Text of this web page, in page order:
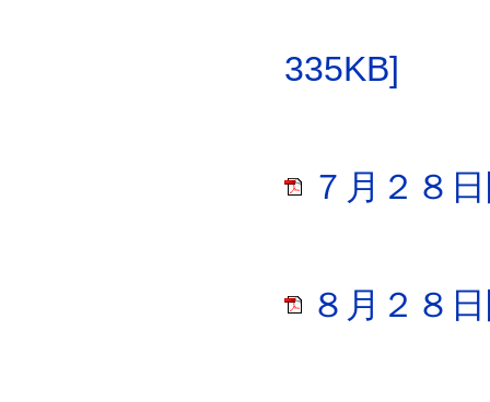
335KB]
７月２８
８月２８